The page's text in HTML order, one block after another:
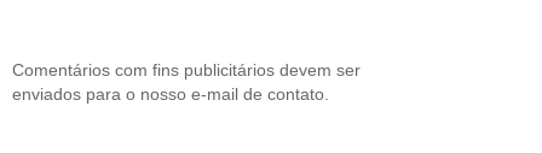
Comentários com fins publicitários devem ser
enviados para o nosso e-mail de contato.